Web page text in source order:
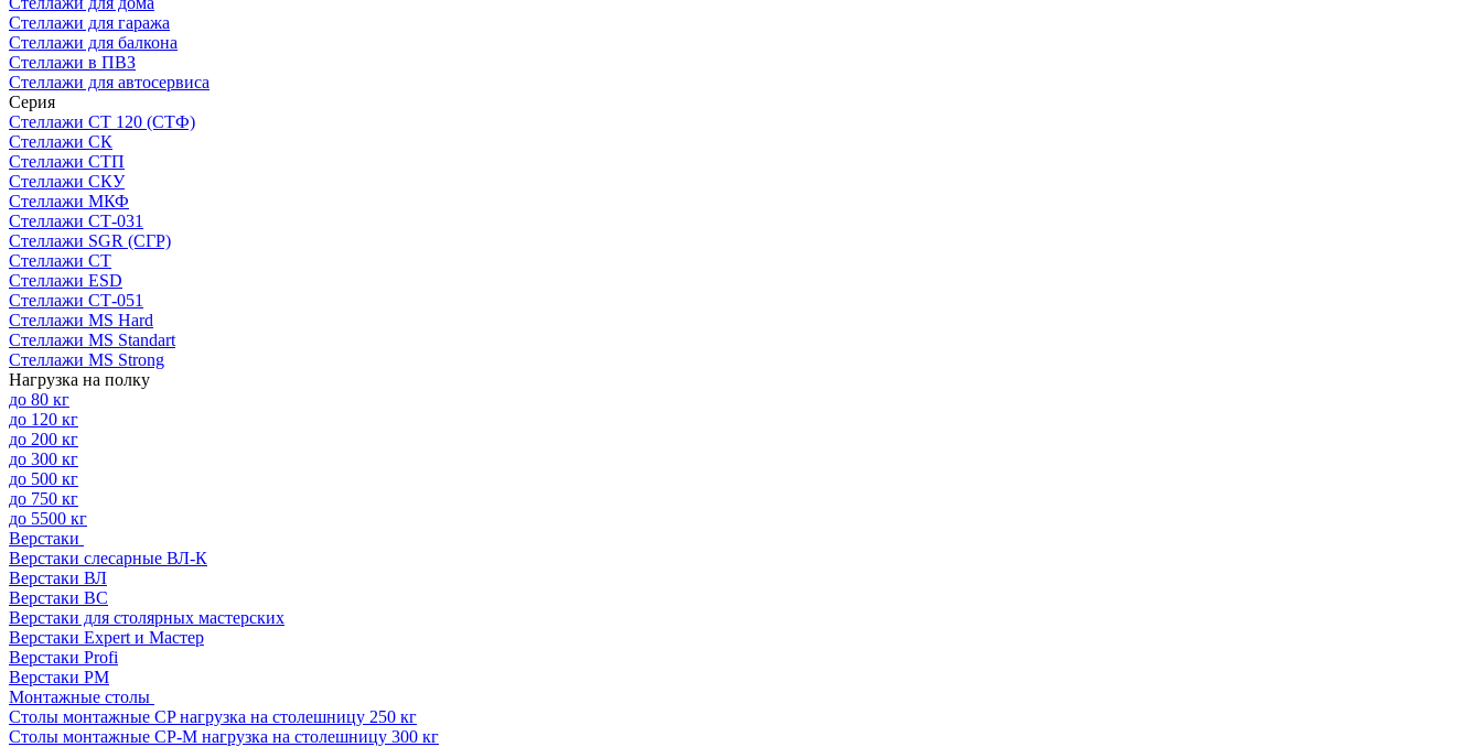
Стеллажи для гаража
Стеллажи для балкона
Стеллажи в ПВЗ
Стеллажи для автосервиса
Серия
Стеллажи СТ 120 (СТФ)
Стеллажи СК
Стеллажи СТП
Стеллажи СКУ
Стеллажи МКФ
Стеллажи СТ-031
Стеллажи SGR (СГР)
Стеллажи СТ
Стеллажи ESD
Стеллажи СТ-051
Стеллажи MS Hard
Стеллажи MS Standart
Стеллажи MS Strong
Нагрузка на полку
до 80 кг
до 120 кг
до 200 кг
до 300 кг
до 500 кг
до 750 кг
до 5500 кг
Верстаки
Верстаки слесарные ВЛ-К
Верстаки ВЛ
Верстаки ВС
Верстаки для столярных мастерских
Верстаки Expert и Мастер
Верстаки Profi
Верстаки РМ
Монтажные столы
Столы монтажные СP нагрузка на столешницу 250 кг
Столы монтажные СР-М нагрузка на столешницу 300 кг